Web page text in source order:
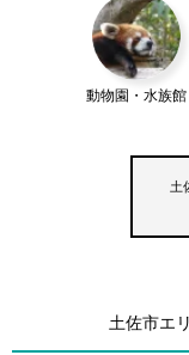
動物園・水族館
土
土佐市エ